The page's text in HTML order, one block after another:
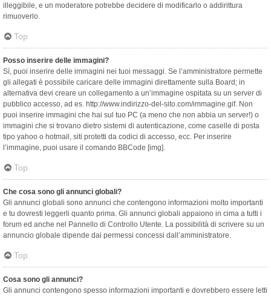
illeggibile, e un moderatore potrebbe decidere di modificarlo o addirittura
rimuoverlo.
Top
Posso inserire delle immagini?
Sì, puoi inserire delle immagini nei tuoi messaggi. Se l’amministratore permette
gli allegati è possibile caricare delle immagini direttamente sulla Board; in
alternativa devi creare un collegamento a un’immagine ospitata su un server di
pubblico accesso, ad es. http://www.indirizzo-del-sito.com/immagine.gif. Non
puoi inserire immagini che hai sul tuo PC (a meno che non abbia un server!) o
immagini che si trovano dietro sistemi di autenticazione, come caselle di posta
tipo yahoo o hotmail, siti protetti da codici di accesso, ecc. Per inserire
l’immagine, puoi usare il comando BBCode [img].
Top
Che cosa sono gli annunci globali?
Gli annunci globali sono annunci che contengono informazioni molto importanti
e tu dovresti leggerli quanto prima. Gli annunci globali appaiono in cima a tutti i
forum ed anche nel Pannello di Controllo Utente. La possibilità di scrivere su un
annuncio globale dipende dai permessi concessi dall’amministratore.
Top
Cosa sono gli annunci?
Gli annunci contengono spesso informazioni importanti e dovrebbero essere letti